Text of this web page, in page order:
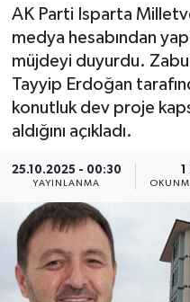
AK Parti Isparta
medya hesabından
müjdeyi duyurdu.
Tayyip Erdoğan
konutluk dev proje
aldığını açıkladı.
25.10.2025 - 00:30
YAYINLANMA
1
BİLİM VE
EĞİTİM
GENEL
Güncel
HABERDE İNSAN
İlginç
Tüm Manşetler
Son Dakika
Haber Arşivi